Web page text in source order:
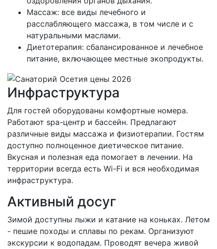
Массаж: все виды лечебного и
расслабляющего массажа, в том числе и с
натуральными маслами.
Диетотерапия: сбалансированное и лечебное
питание, включающее местные экопродукты.
Инфраструктура
Для гостей оборудованы комфортные номера.
Работают spa-центр и бассейн. Предлагают
различные виды массажа и физиотерапии. Гостям
доступно полноценное диетическое питание.
Вкусная и полезная еда помогает в лечении. На
территории всегда есть Wi-Fi и вся необходимая
инфраструктура.
Активный досуг
Зимой доступны лыжи и катание на коньках. Летом
- пешие походы и сплавы по рекам. Организуют
экскурсии к водопадам. Проводят вечера живой